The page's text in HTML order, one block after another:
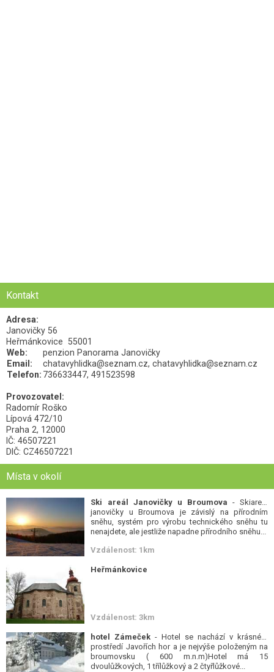
Kontakt
Adresa:
Janovičky 56
Heřmánkovice 55001
Web:
penzion Panorama Janovičky
Email:
chatavyhlidka@seznam.cz, chatavyhlidka@seznam.cz
Telefon: 736633447, 491523598
Provozovatel:
Radomír Roško
Lípová 472/10
Praha 2, 12000
IČ: 46507221
DIČ: CZ46507221
Místa v okolí
Ski areál Janovičky u Broumova - Skiareál
janovičky u Broumova je závislý na přírodním
sněhu, systém pro výrobu technického sněhu tu
nenajdete, ale jestliže napadne přírodního sněhu...
Vzdálenost: 1km
Heřmánkovice
Vzdálenost: 3km
hotel Zámeček - Hotel se nachází v krásném
prostředí Javořích hor a je nejvýše položeným na
broumovsku ( 600 m.n.m)Hotel má 15
dvoulůžkových, 1 třílůžkový a 2 čtyřlůžkové...